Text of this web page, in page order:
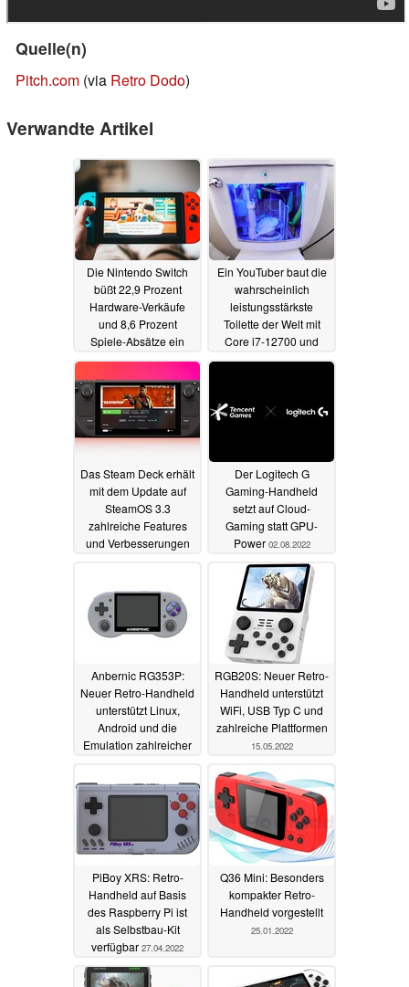
Quelle(n)
Pitch.com (via Retro Dodo)
Verwandte Artikel
Die Nintendo Switch
büßt 22,9 Prozent
Hardware-Verkäufe
und 8,6 Prozent
Spiele-Absätze ein
03.08.2022
Ein YouTuber baut die
wahrscheinlich
leistungsstärkste
Toilette der Welt mit
Core i7-12700 und
GeForce RTX 3060
Das Steam Deck erhält
mit dem Update auf
SteamOS 3.3
zahlreiche Features
und Verbesserungen
Der Logitech G
Gaming-Handheld
setzt auf Cloud-
Gaming statt GPU-
Power 02.08.2022
Anbernic RG353P:
Neuer Retro-Handheld
unterstützt Linux,
Android und die
Emulation zahlreicher
RGB20S: Neuer Retro-
Handheld unterstützt
WiFi, USB Typ C und
zahlreiche Plattformen
15.05.2022
PiBoy XRS: Retro-
Handheld auf Basis
des Raspberry Pi ist
als Selbstbau-Kit
verfügbar 27.04.2022
Q36 Mini: Besonders
kompakter Retro-
Handheld vorgestellt
25.01.2022